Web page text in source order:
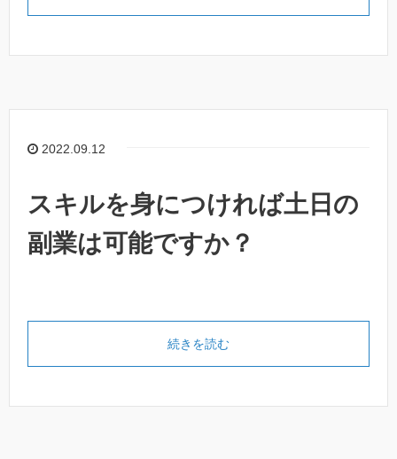
2022.09.12
スキルを身につければ土日の
副業は可能ですか？
続きを読む